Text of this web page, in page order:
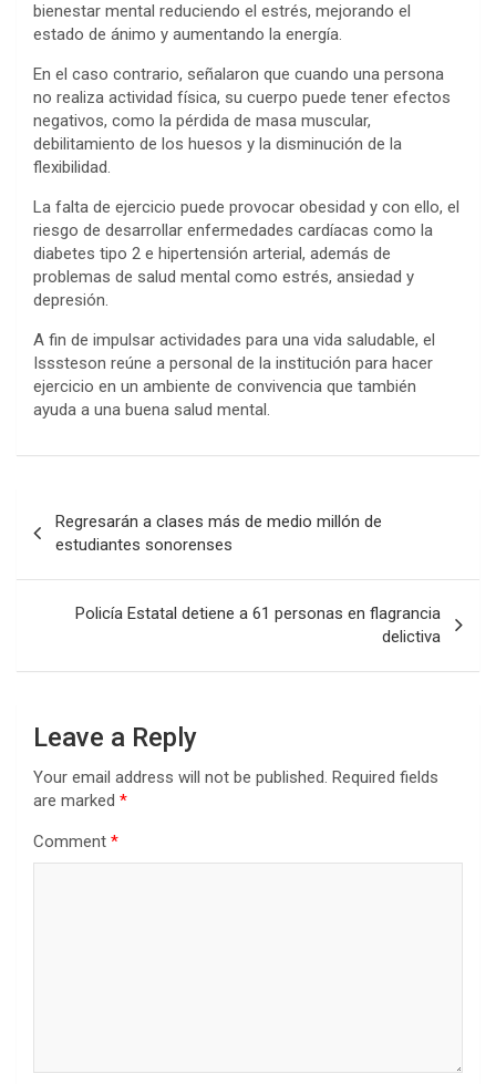
bienestar mental reduciendo el estrés, mejorando el
estado de ánimo y aumentando la energía.
En el caso contrario, señalaron que cuando una persona
no realiza actividad física, su cuerpo puede tener efectos
negativos, como la pérdida de masa muscular,
debilitamiento de los huesos y la disminución de la
flexibilidad.
La falta de ejercicio puede provocar obesidad y con ello, el
riesgo de desarrollar enfermedades cardíacas como la
diabetes tipo 2 e hipertensión arterial, además de
problemas de salud mental como estrés, ansiedad y
depresión.
A fin de impulsar actividades para una vida saludable, el
Isssteson reúne a personal de la institución para hacer
ejercicio en un ambiente de convivencia que también
ayuda a una buena salud mental.
navigation
Regresarán a clases más de medio millón de
estudiantes sonorenses
Policía Estatal detiene a 61 personas en flagrancia
delictiva
Leave a Reply
Your email address will not be published. Required fields
are marked *
Comment *